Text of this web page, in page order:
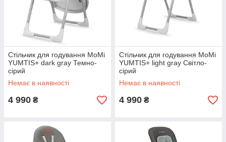
Стільчик для годування MoMi
YUMTIS+ dark gray Темно-
сірий
Немає в наявності
4 990 ₴
Стільчик для годування MoMi
YUMTIS+ light gray Світло-
сірий
Немає в наявності
4 990 ₴